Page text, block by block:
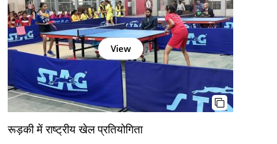
View
रूड़की में राष्ट्रीय खेल प्रतियोगिता